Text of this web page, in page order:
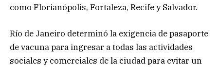
como Florianópolis, Fortaleza, Recife y Salvador.
Río de Janeiro determinó la exigencia de pasaporte
de vacuna para ingresar a todas las actividades
sociales y comerciales de la ciudad para evitar un